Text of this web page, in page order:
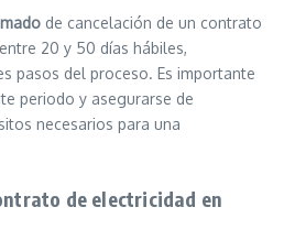
de cancelación de un contrato
20 y 50 días hábiles,
pasos del proceso. Es importante
periodo y asegurarse de
necesarios para una
de electricidad en